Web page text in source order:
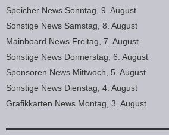
Speicher News Sonntag, 9. August
Sonstige News Samstag, 8. August
Mainboard News Freitag, 7. August
Sonstige News Donnerstag, 6. August
Sponsoren News Mittwoch, 5. August
Sonstige News Dienstag, 4. August
Grafikkarten News Montag, 3. August